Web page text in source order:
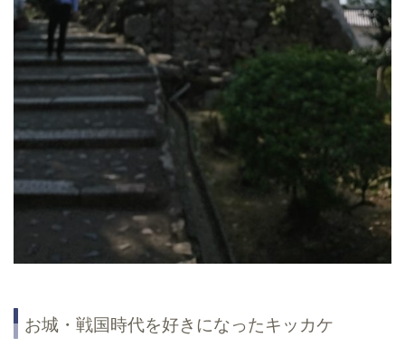
お城・戦国時代を好きになったキッカケ